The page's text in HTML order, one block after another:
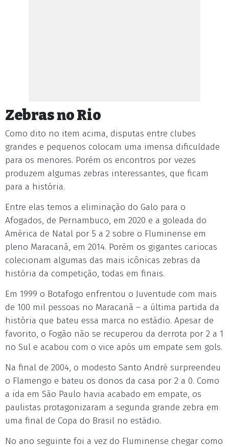
Zebras no Rio
Como dito no item acima, disputas entre clubes
grandes e pequenos colocam uma imensa dificuldade
para os menores. Porém os encontros por vezes
produzem algumas zebras interessantes, que ficam
para a história.
Entre elas temos a eliminação do Galo para o
Afogados, de Pernambuco, em 2020 e a goleada do
América de Natal por 5 a 2 sobre o Fluminense em
pleno Maracanã, em 2014. Porém os gigantes cariocas
colecionam algumas das mais icônicas zebras da
história da competição, todas em finais.
Em 1999 o Botafogo enfrentou o Juventude com mais
de 100 mil pessoas no Maracanã – a última partida da
história que bateu essa marca no estádio. Apesar de
favorito, o Fogão não se recuperou da derrota por 2 a 1
no Sul e acabou com o vice após um empate sem gols.
Na final de 2004, o modesto Santo André surpreendeu
o Flamengo e bateu os donos da casa por 2 a 0. Como
a ida em São Paulo havia acabado em empate, os
paulistas protagonizaram a segunda grande zebra em
uma final de Copa do Brasil no estádio.
No ano seguinte foi a vez do Fluminense chegar como